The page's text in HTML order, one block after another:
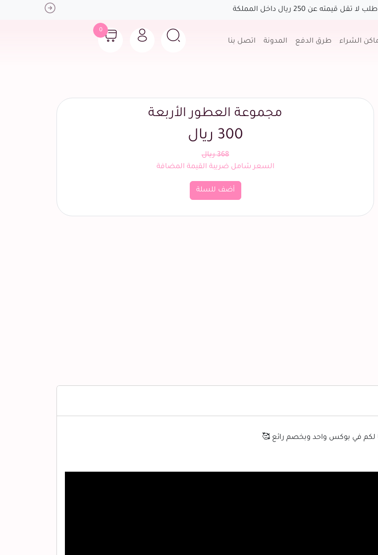
عن 250 ريال داخل المملكة
Next
الشراء طرق الدفع المدونة اتصل بنا
0
مجموعة العطور الأربعة
300 ريال
368 ريال
السعر شامل ضريبة القيمة المضافة
أضف للسلة
لكم في بوكس واحد وبخصم رائع 🥰